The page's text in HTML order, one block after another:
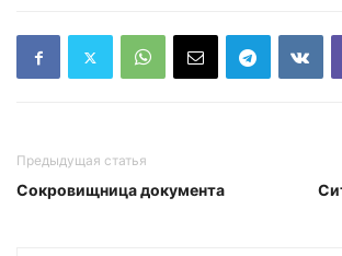
Предыдущая статья
Сокровищница документа